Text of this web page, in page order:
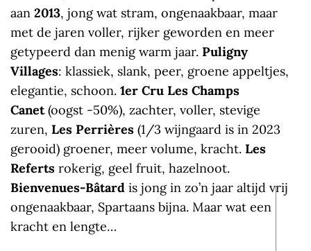
aan 2013, jong wat stram, ongenaakbaar, maar
met de jaren voller, rijker geworden en meer
getypeerd dan menig warm jaar. Puligny
Villages: klassiek, slank, peer, groene appeltjes,
elegantie, schoon. 1er Cru Les Champs
Canet(oogst -50%), zachter, voller, stevige
zuren, Les Perrières (1/3 wijngaard is in 2023
gerooid) groener, meer volume, kracht. Les
Referts rokerig, geel fruit, hazelnoot.
Bienvenues-Bâtard is jong in zo’n jaar altijd vrij
ongenaakbaar, Spartaans bijna. Maar wat een
kracht en lengte…